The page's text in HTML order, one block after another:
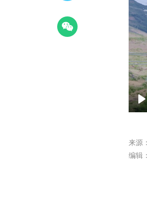
a
y
来源
编辑